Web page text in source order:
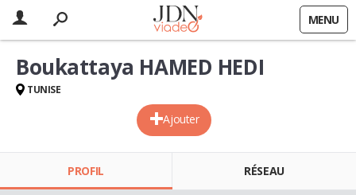
MENU
Ajouter
Boukattaya HAMED HEDI
TUNISE
PROFIL RÉSEAU